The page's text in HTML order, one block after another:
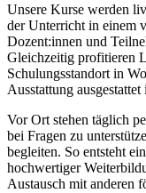
Unsere Kurse werden
der Unterricht in einem
Dozent:innen und
Gleichzeitig profitieren
Schulungsstandort in
Ausstattung ausgestattet
Vor Ort stehen täglich
bei Fragen zu
begleiten. So entsteht
hochwertiger
Austausch mit anderen